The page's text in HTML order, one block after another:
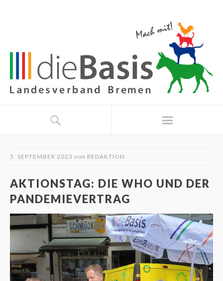
5. SEPTEMBER 2023 von REDAKTION
AKTIONSTAG: DIE WHO UND DER
PANDEMIEVERTRAG